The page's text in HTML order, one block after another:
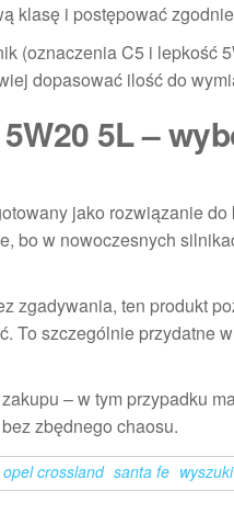
klasę i postępować
(oznaczenia C5 i lepkość
dopasować ilość do
5L –
jako rozwiązanie
bo w nowoczesnych
zgadywania, ten produkt
To szczególnie przydatne
– w tym przypadku
zbędnego chaosu.
opel crossland santa fe